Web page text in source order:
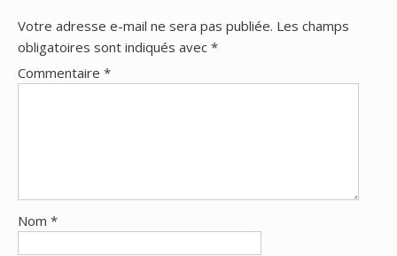
Votre adresse e-mail ne sera pas publiée. Les champs
obligatoires sont indiqués avec *
Commentaire *
Nom *